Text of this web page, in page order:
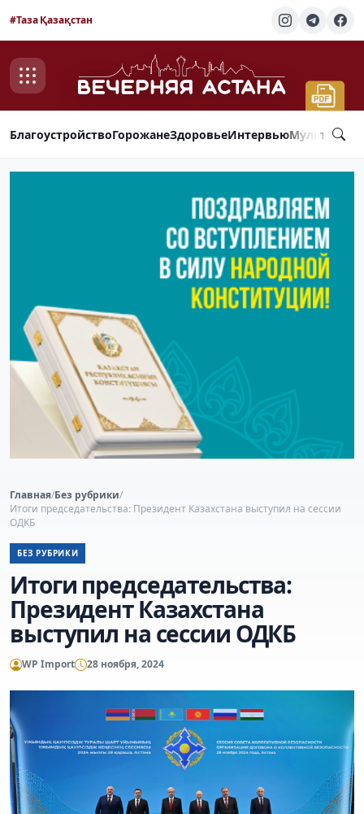
#Таза Қазақстан
БлагоустройствоГорожанеЗдоровьеИнтервью
Главная/Без рубрики/
Итоги председательства: Президент Казахстана выступил на сессии
ОДКБ
БЕЗ РУБРИКИ
Итоги председательства:
Президент Казахстана
выступил на сессии ОДКБ
WP Import 28 ноября, 2024